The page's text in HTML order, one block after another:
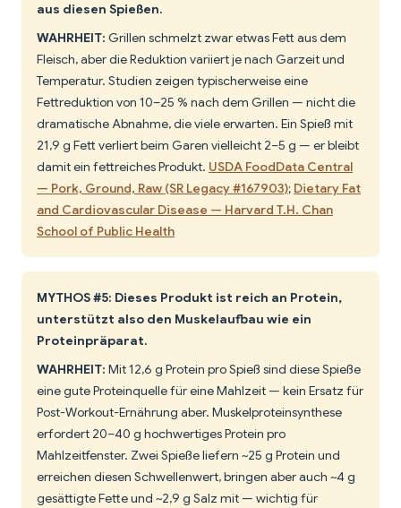
aus diesen Spießen.
WAHRHEIT: Grillen schmelzt zwar etwas Fett aus dem
Fleisch, aber die Reduktion variiert je nach Garzeit und
Temperatur. Studien zeigen typischerweise eine
Fettreduktion von 10–25 % nach dem Grillen — nicht die
dramatische Abnahme, die viele erwarten. Ein Spieß mit
21,9 g Fett verliert beim Garen vielleicht 2–5 g — er bleibt
damit ein fettreiches Produkt. USDA FoodData Central
— Pork, Ground, Raw (SR Legacy #167903); Dietary Fat
and Cardiovascular Disease — Harvard T.H. Chan
School of Public Health
MYTHOS #5: Dieses Produkt ist reich an Protein,
unterstützt also den Muskelaufbau wie ein
Proteinpräparat.
WAHRHEIT: Mit 12,6 g Protein pro Spieß sind diese Spieße
eine gute Proteinquelle für eine Mahlzeit — kein Ersatz für
Post-Workout-Ernährung aber. Muskelproteinsynthese
erfordert 20–40 g hochwertiges Protein pro
Mahlzeitfenster. Zwei Spieße liefern ~25 g Protein und
erreichen diesen Schwellenwert, bringen aber auch ~4 g
gesättigte Fette und ~2,9 g Salz mit — wichtig für